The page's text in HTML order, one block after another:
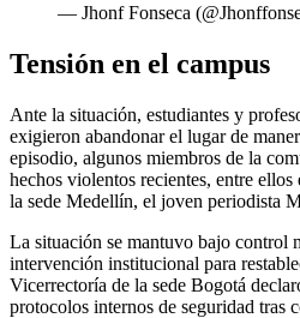
— Jhonf Fonseca
Tensión en el campus
Ante la situación, estudiantes y
exigieron abandonar el lugar de
episodio, algunos miembros de la
hechos violentos recientes, entre ellos
la sede Medellín, el joven periodista
La situación se mantuvo bajo control
intervención institucional para
Vicerrectoría de la sede Bogotá
protocolos internos de seguridad tras